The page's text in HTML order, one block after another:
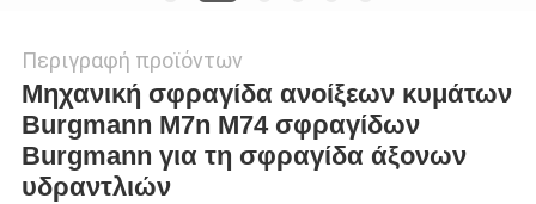
Περιγραφή προϊόντων
Μηχανική σφραγίδα ανοίξεων κυμάτων
Burgmann M7n M74 σφραγίδων
Burgmann για τη σφραγίδα άξονων
υδραντλιών